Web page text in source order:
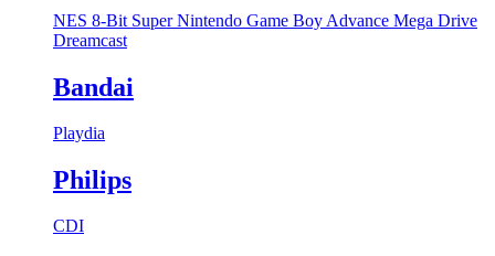
NES 8-Bit Super Nintendo Game Boy Advance Mega Drive
Dreamcast
Bandai
Playdia
Philips
CDI